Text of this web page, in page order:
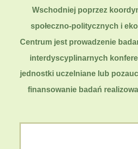
Wschodniej poprzez
społeczno-politycznych i
Centrum jest prowadzenie
interdyscyplinarnych
jednostki uczelniane lub
finansowanie badań